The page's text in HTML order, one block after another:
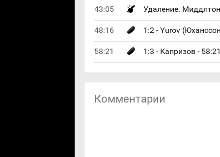
43:05 Удаление.
48:16 1:2 - Yurov
58:21 1:3 - Капризов - 58:21
Комментарии